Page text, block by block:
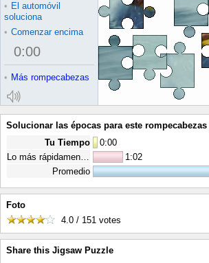
• El automóvil
soluciona
• Comenzar encima
0:00
• Más rompecabezas
Solucionar las épocas para este rompecabezas
Tu Tiempo
0:00
Lo más rápidamente posible
1:02
Promedio
Foto
4.0 / 151 votes
Share this Jigsaw Puzzle